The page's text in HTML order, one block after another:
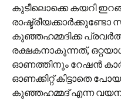
കുടീലൊക്കെ കയറി
കുഞ്ഞഹമ്മദിക്ക
രക്ഷകനാകുന്നത്,
ഓണത്തിനും റേഷന്‍‌
ഓണക്കിറ്റ് കിട്ടാതെ
കുഞ്ഞഹമ്മദ് എന്ന